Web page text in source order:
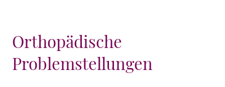
Orthopädische
Problemstellungen